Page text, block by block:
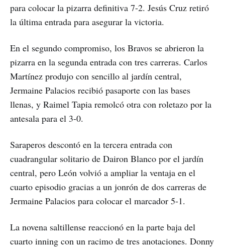
para colocar la pizarra definitiva 7-2. Jesús Cruz retiró
la última entrada para asegurar la victoria.
En el segundo compromiso, los Bravos se abrieron la
pizarra en la segunda entrada con tres carreras. Carlos
Martínez produjo con sencillo al jardín central,
Jermaine Palacios recibió pasaporte con las bases
llenas, y Raimel Tapia remolcó otra con roletazo por la
antesala para el 3-0.
Saraperos descontó en la tercera entrada con
cuadrangular solitario de Dairon Blanco por el jardín
central, pero León volvió a ampliar la ventaja en el
cuarto episodio gracias a un jonrón de dos carreras de
Jermaine Palacios para colocar el marcador 5-1.
La novena saltillense reaccionó en la parte baja del
cuarto inning con un racimo de tres anotaciones. Donny